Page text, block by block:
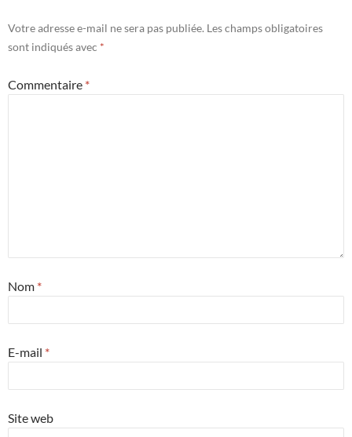
Votre adresse e-mail ne sera pas publiée. Les champs obligatoires
sont indiqués avec *
Commentaire *
Nom *
E-mail *
Site web